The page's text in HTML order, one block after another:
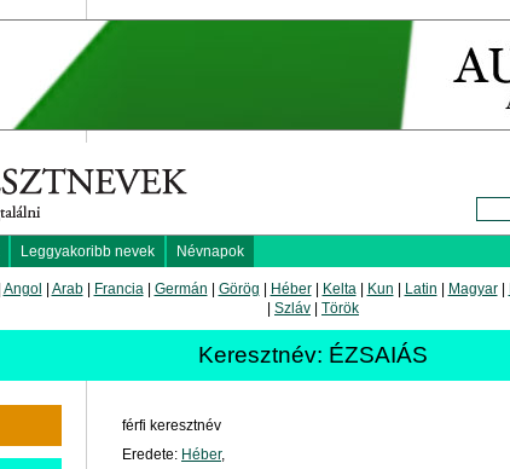
Leggyakoribb nevek Névnapok
Angol Arab| Francia| Germán Görög Héber| Kelta| Kun Latin Magyar|
Szláv Török
Keresztnév: ÉZSAIÁS
férfi keresztnév
Eredete: Héber,